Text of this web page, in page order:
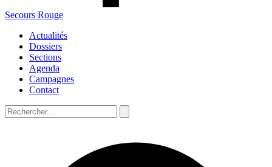
Secours Rouge
Actualités
Dossiers
Sections
Agenda
Campagnes
Contact